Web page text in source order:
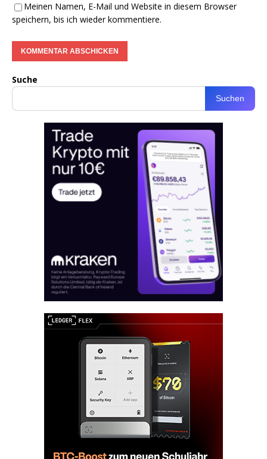
Meinen Namen, E-Mail und Website in diesem Browser
speichern, bis ich wieder kommentiere.
Suche
Suchen